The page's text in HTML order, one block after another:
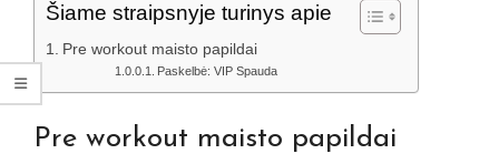
Šiame straipsnyje turinys apie
Pre workout maisto papildai
Paskelbė: VIP Spauda
Pre workout maisto papildai